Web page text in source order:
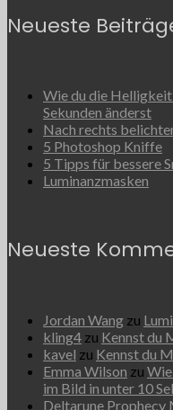
Neueste
Wie du die
Sekunden änderst
Nach rechts
5 Photoshop Kniffe
5 Tipps für bessere
Luminanzmasken
Neueste
Jordan Wang zu
kling4 zu Kennst du
kavel zu Kennst du
Emma Wilson zu
im Bild in unter 10
Deltarune Prophecy